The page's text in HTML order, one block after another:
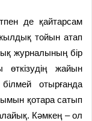
де қайтарсам
тойын атап
журналының бір
өткізудің жайын
отырғанда
қотара сатып
Кәмкең – ол